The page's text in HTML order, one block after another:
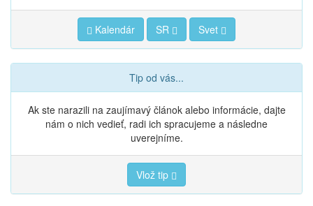
Kalendár SR Svet
Tip od vás...
Ak ste narazili na zaujímavý článok alebo informácie, dajte
nám o nich vedieť, radi ich spracujeme a následne
uverejníme.
Vlož tip